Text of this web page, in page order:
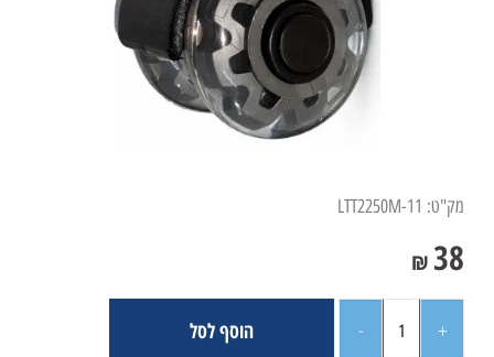
מק"ט: LTT2250M-11
₪ 38
הוסף לסל